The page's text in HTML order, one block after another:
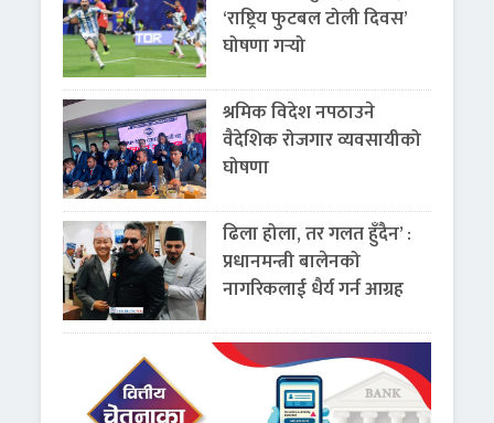
‘राष्ट्रिय फुटबल टोली दिवस’
घोषणा गर्‍यो
श्रमिक विदेश नपठाउने
वैदेशिक रोजगार व्यवसायीको
घोषणा
ढिला होला, तर गलत हुँदैन’ :
प्रधानमन्त्री बालेनको
नागरिकलाई धैर्य गर्न आग्रह